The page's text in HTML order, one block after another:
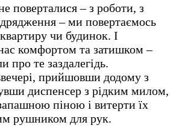
поверталися – з роботи, з
– ми повертаємось
чи будинок. І
комфортом та затишком –
про те заздалегідь.
прийшовши додому з
диспенсер з рідким милом,
піною і витерти їх
рушником для рук.